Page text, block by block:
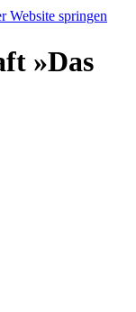
Website springen
»Das